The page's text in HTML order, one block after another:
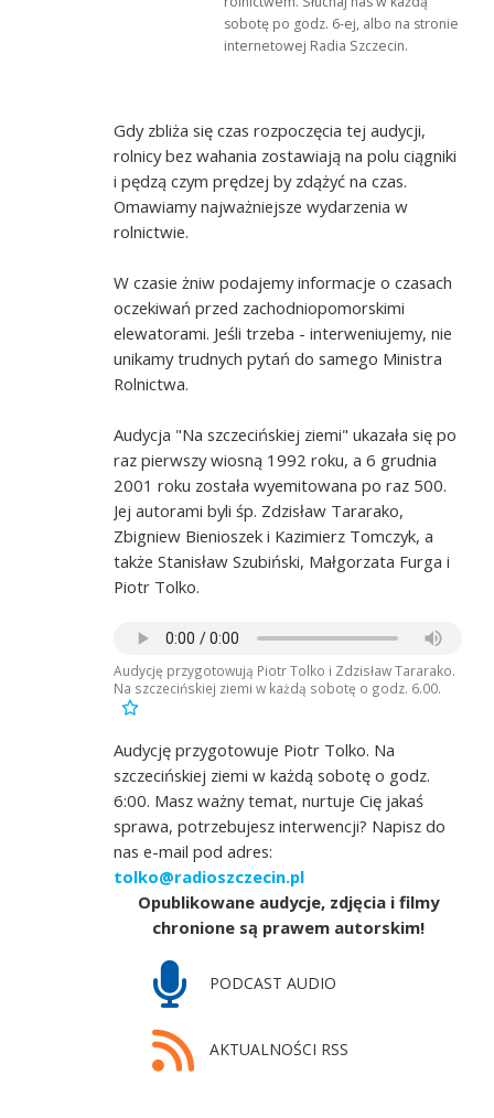
sobotę po godz. 6-ej, albo na stronie
internetowej Radia Szczecin.
Gdy zbliża się czas rozpoczęcia tej audycji,
rolnicy bez wahania zostawiają na polu ciągniki
i pędzą czym prędzej by zdążyć na czas.
Omawiamy najważniejsze wydarzenia w
rolnictwie.
W czasie żniw podajemy informacje o czasach
oczekiwań przed zachodniopomorskimi
elewatorami. Jeśli trzeba - interweniujemy, nie
unikamy trudnych pytań do samego Ministra
Rolnictwa.
Audycja "Na szczecińskiej ziemi" ukazała się po
raz pierwszy wiosną 1992 roku, a 6 grudnia
2001 roku została wyemitowana po raz 500.
Jej autorami byli śp. Zdzisław Tararako,
Zbigniew Bienioszek i Kazimierz Tomczyk, a
także Stanisław Szubiński, Małgorzata Furga i
Piotr Tolko.
Audycję przygotowują Piotr Tolko i Zdzisław Tararako.
Na szczecińskiej ziemi w każdą sobotę o godz. 6.00.
Audycję przygotowuje Piotr Tolko. Na
szczecińskiej ziemi w każdą sobotę o godz.
6:00. Masz ważny temat, nurtuje Cię jakaś
sprawa, potrzebujesz interwencji? Napisz do
nas e-mail pod adres:
tolko@radioszczecin.pl
Opublikowane audycje, zdjęcia i filmy
chronione są prawem autorskim!
PODCAST AUDIO
AKTUALNOŚCI RSS